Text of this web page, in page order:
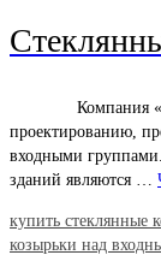
Компания
проектированию,
входными
зданий являются …
купить стеклянные
козырьки над